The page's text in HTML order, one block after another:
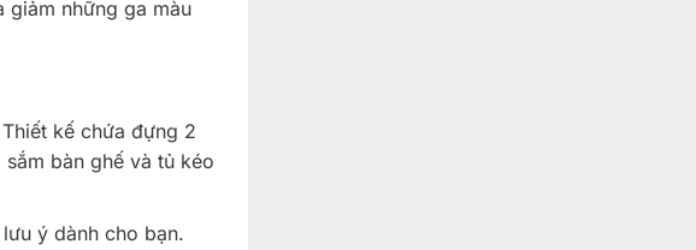
giảm những ga màu
kế chứa đựng 2
bàn ghế và tủ kéo
ý dành cho bạn.